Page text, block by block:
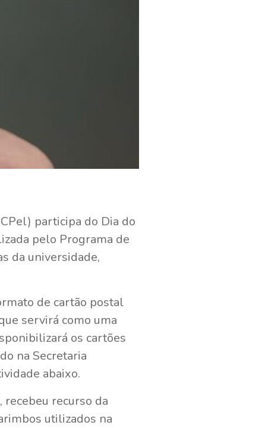
participa do Dia do
pelo Programa de
da universidade,
de cartão postal
servirá como uma
os cartões
na Secretaria
abaixo.
recurso da
utilizados na